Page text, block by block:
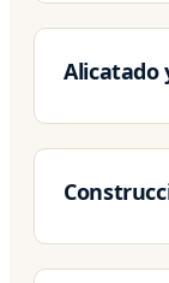
Alicatado